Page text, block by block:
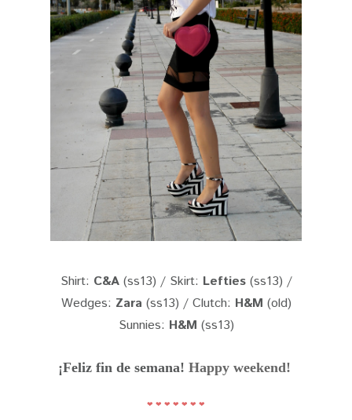
Shirt: C&A (ss13) / Skirt: Lefties(ss13) /
Wedges: Zara (ss13) / Clutch: H&M (old)
Sunnies: H&M (ss13)
¡Feliz fin de semana! Happy weekend!
❤ ❤ ❤ ❤ ❤ ❤ ❤